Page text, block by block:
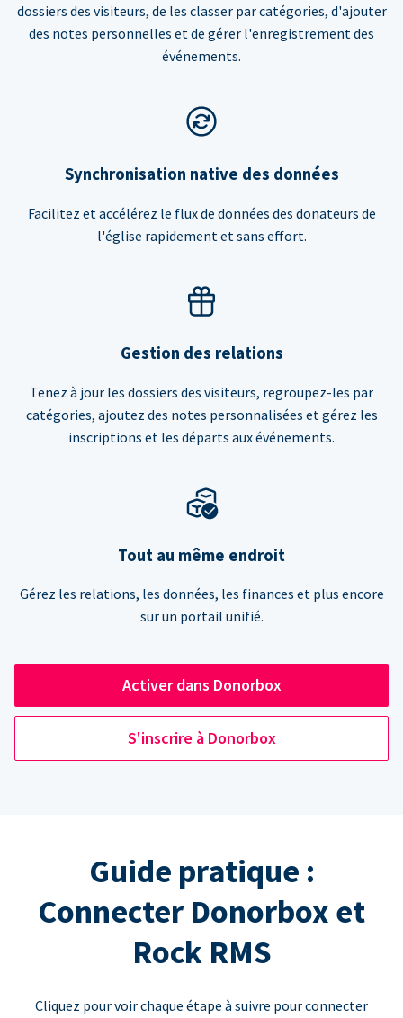
dossiers des visiteurs, de les classer par catégories, d'ajouter
des notes personnelles et de gérer l'enregistrement des
événements.
Synchronisation native des données
Facilitez et accélérez le flux de données des donateurs de
l'église rapidement et sans effort.
Gestion des relations
Tenez à jour les dossiers des visiteurs, regroupez-les par
catégories, ajoutez des notes personnalisées et gérez les
inscriptions et les départs aux événements.
Tout au même endroit
Gérez les relations, les données, les finances et plus encore
sur un portail unifié.
Activer dans Donorbox
S'inscrire à Donorbox
Guide pratique :
Connecter Donorbox et
Rock RMS
Cliquez pour voir chaque étape à suivre pour connecter